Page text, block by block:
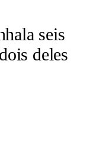
seis
deles